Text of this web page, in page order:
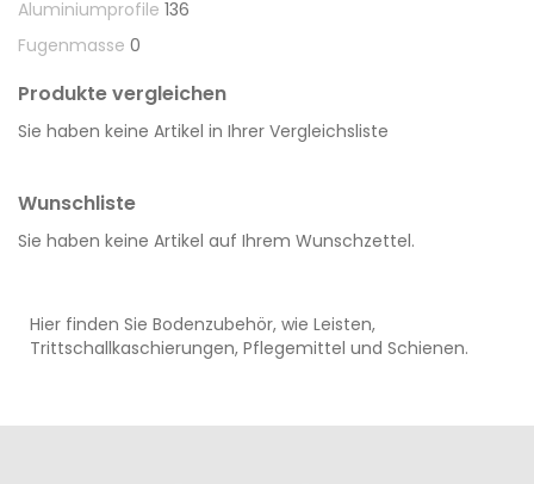
Aluminiumprofile 136
Fugenmasse 0
Produkte vergleichen
Sie haben keine Artikel in Ihrer Vergleichsliste
Wunschliste
Sie haben keine Artikel auf Ihrem Wunschzettel.
Hier finden Sie Bodenzubehör, wie Leisten,
Trittschallkaschierungen, Pflegemittel und Schienen.